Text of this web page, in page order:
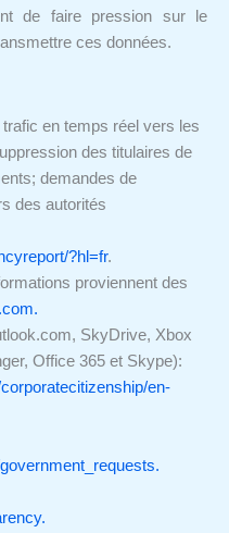
de faire pression sur le
ces données.
trafic en temps réel vers les
des titulaires de
demandes de
des autorités
?hl=fr.
proviennent des
SkyDrive, Xbox
Office 365 et Skype):
en-